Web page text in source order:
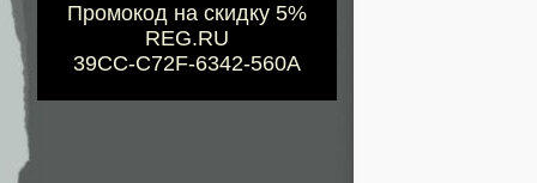
Промокод на скидку 5%
REG.RU
39CC-C72F-6342-560A